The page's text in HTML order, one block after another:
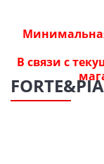
В связи с